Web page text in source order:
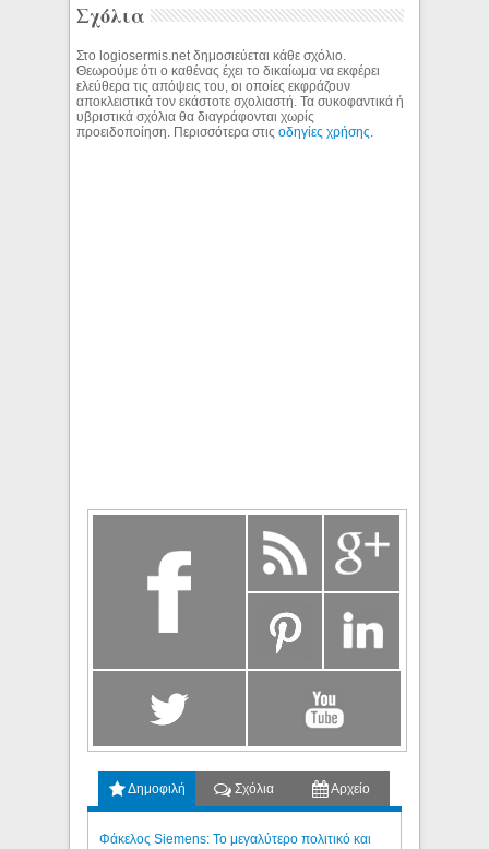
Σχόλια
Στο logiosermis.net δημοσιεύεται κάθε σχόλιο.
Θεωρούμε ότι ο καθένας έχει το δικαίωμα να εκφέρει
ελεύθερα τις απόψεις του, οι οποίες εκφράζουν
αποκλειστικά τον εκάστοτε σχολιαστή. Τα συκοφαντικά ή
υβριστικά σχόλια θα διαγράφονται χωρίς
προειδοποίηση. Περισσότερα στιςοδηγίες χρήσης.
Δημοφιλή Σχόλια Αρχείο
Φάκελος Siemens: Το μεγαλύτερο πολιτικό και